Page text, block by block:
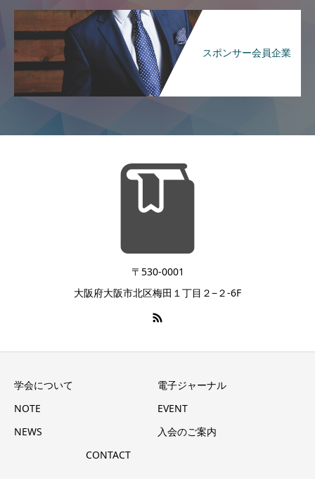
スポンサー会員企業
〒530-0001
大阪府大阪市北区梅田１丁目２−２-6F
学会について
電子ジャーナル
NOTE
EVENT
NEWS
入会のご案内
CONTACT